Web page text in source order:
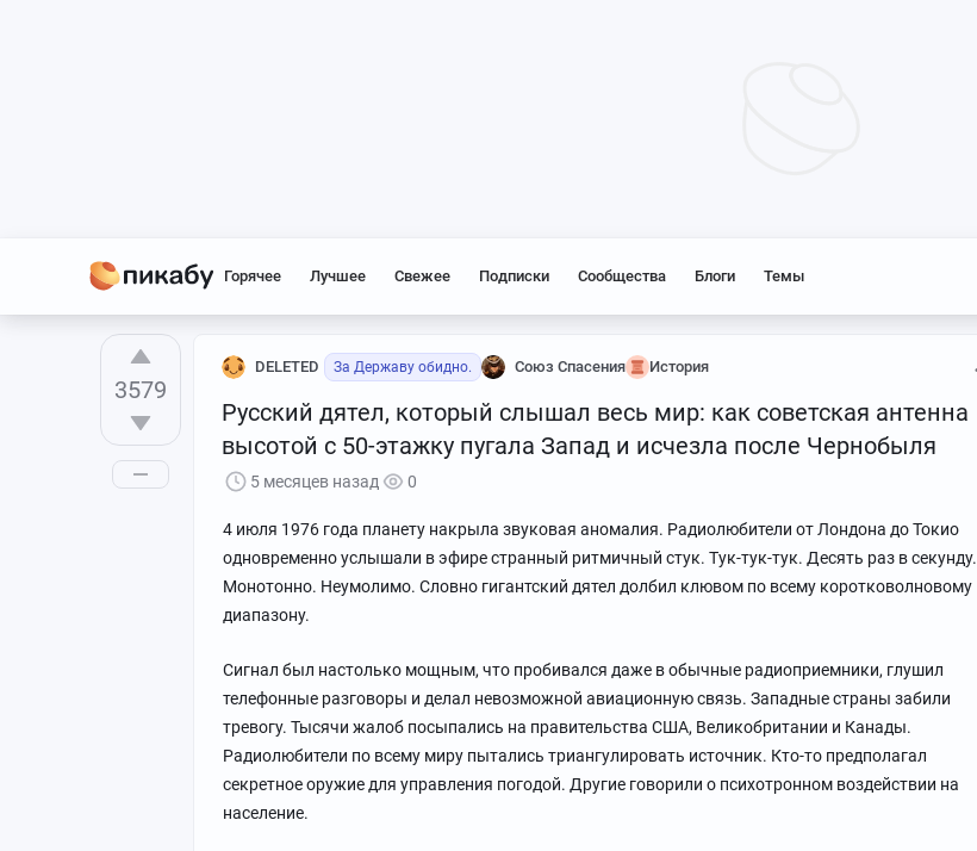
Горячее Лучшее Свежее Подписки Сообщества Блоги Темы
3579
DELETED За Державу обидно. Союз Спасения История
Русский дятел, который слышал весь мир: как советская антенна
высотой с 50-этажку пугала Запад и исчезла после Чернобыля
5 месяцев назад 0
4 июля 1976 года планету накрыла звуковая аномалия. Радиолюбители от Лондона до Токио
одновременно услышали в эфире странный ритмичный стук. Тук-тук-тук. Десять раз в секунду.
Монотонно. Неумолимо. Словно гигантский дятел долбил клювом по всему коротковолновому
диапазону.
Сигнал был настолько мощным, что пробивался даже в обычные радиоприемники, глушил
телефонные разговоры и делал невозможной авиационную связь. Западные страны забили
тревогу. Тысячи жалоб посыпались на правительства США, Великобритании и Канады.
Радиолюбители по всему миру пытались триангулировать источник. Кто-то предполагал
секретное оружие для управления погодой. Другие говорили о психотронном воздействии на
население.